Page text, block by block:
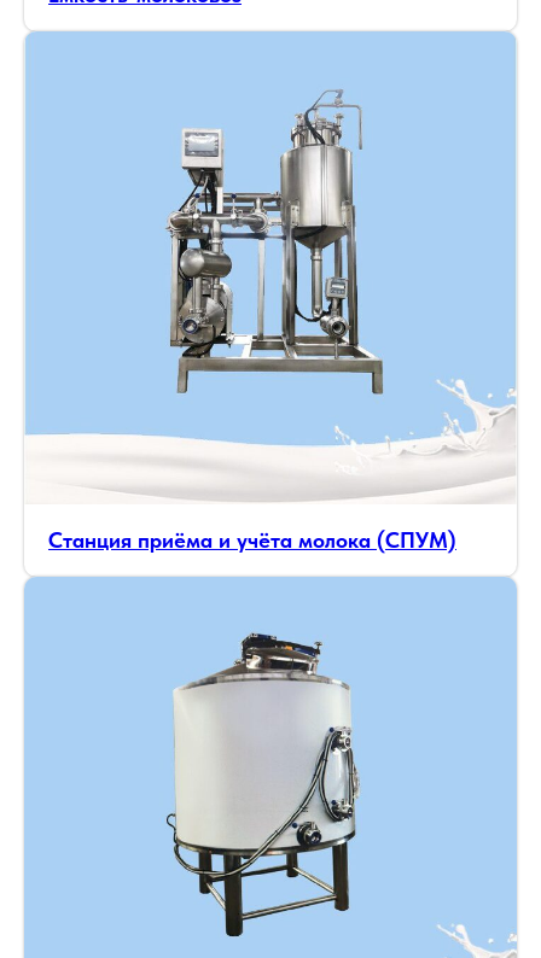
Станция приёма и учёта молока (СПУМ)